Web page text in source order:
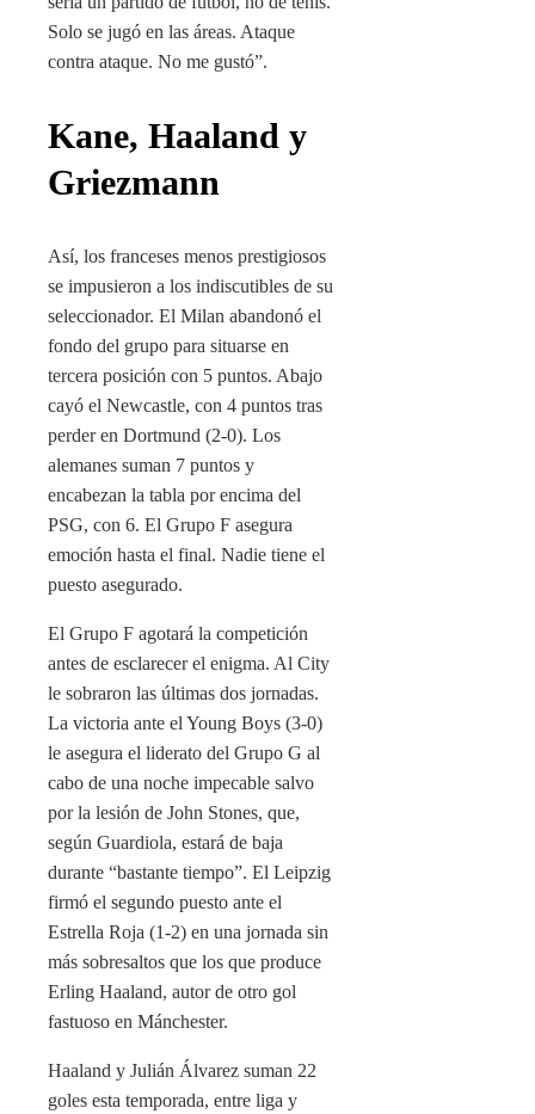
Solo se jugó en las áreas. Ataque
contra ataque. No me gustó”.
Kane, Haaland y
Griezmann
Así, los franceses menos prestigiosos
se impusieron a los indiscutibles de su
seleccionador. El Milan abandonó el
fondo del grupo para situarse en
tercera posición con 5 puntos. Abajo
cayó el Newcastle, con 4 puntos tras
perder en Dortmund (2-0). Los
alemanes suman 7 puntos y
encabezan la tabla por encima del
PSG, con 6. El Grupo F asegura
emoción hasta el final. Nadie tiene el
puesto asegurado.
El Grupo F agotará la competición
antes de esclarecer el enigma. Al City
le sobraron las últimas dos jornadas.
La victoria ante el Young Boys (3-0)
le asegura el liderato del Grupo G al
cabo de una noche impecable salvo
por la lesión de John Stones, que,
según Guardiola, estará de baja
durante “bastante tiempo”. El Leipzig
firmó el segundo puesto ante el
Estrella Roja (1-2) en una jornada sin
más sobresaltos que los que produce
Erling Haaland, autor de otro gol
fastuoso en Mánchester.
Haaland y Julián Álvarez suman 22
goles esta temporada, entre liga y